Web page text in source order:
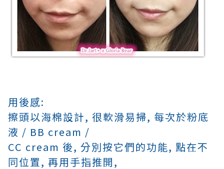
用後感:
擦頭以海棉設計, 很軟滑易掃, 每次於粉底
液 / BB cream /
CC cream 後, 分別按它們的功能, 點在不
同位置, 再用手指推開,